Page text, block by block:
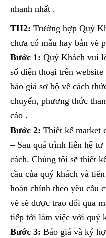
nhanh nhất .
TH2: Trường hợp Quý
chưa có mẫu hay bản vẽ
Bước 1: Quý Khách vui
số điện thoại trên
báo giá sơ bộ về cách
chuyển, phương thức
cáo .
Bước 2: Thiết kế market
– Sau quá trình liên hệ
cách. Chúng tôi sẽ thiết
cầu của quý khách và
hoàn chỉnh theo yêu cầu
vẽ sẽ được trao đổi qua
tiếp tới làm việc với quý
Bước 3: Báo giá và ký